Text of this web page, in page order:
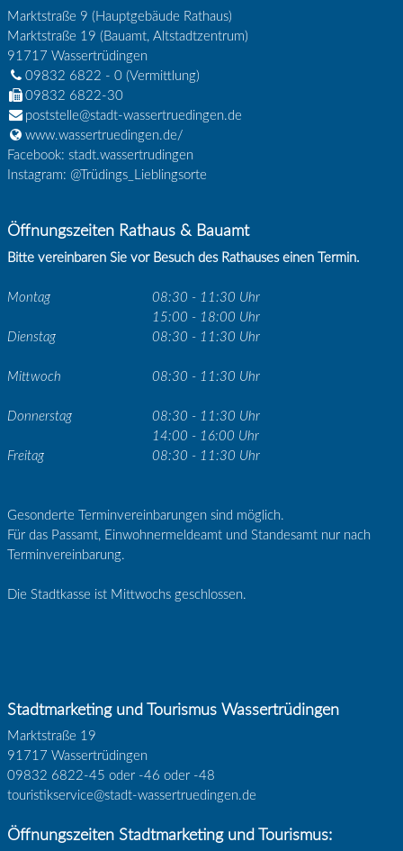
Marktstraße 9 (Hauptgebäude Rathaus)
Marktstraße 19 (Bauamt, Altstadtzentrum)
91717 Wassertrüdingen
09832 6822 - 0(Vermittlung)
09832 6822-30
poststelle@stadt-wassertruedingen.de
www.wassertruedingen.de/
Facebook: stadt.wassertrudingen
Instagram: @Trüdings_Lieblingsorte
Öffnungszeiten Rathaus & Bauamt
Bitte vereinbaren Sie vor Besuch des Rathauses einen Termin.
Montag
08:30 - 11:30 Uhr
15:00 - 18:00 Uhr
Dienstag
08:30 - 11:30 Uhr
Mittwoch 08:30 - 11:30 Uhr
Donnerstag
08:30 - 11:30 Uhr
14:00 - 16:00 Uhr
Freitag
08:30 - 11:30 Uhr
Gesonderte Terminvereinbarungen sind möglich.
Für das Passamt, Einwohnermeldeamt und Standesamt nur nach
Terminvereinbarung.
Die Stadtkasse ist Mittwochs geschlossen.
Stadtmarketing und Tourismus Wassertrüdingen
Marktstraße 19
91717 Wassertrüdingen
09832 6822-45 oder -46 oder -48
touristikservice@stadt-wassertruedingen.de
Öffnungszeiten Stadtmarketing und Tourismus: